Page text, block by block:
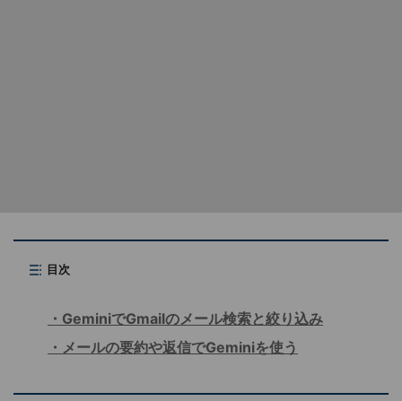
目次
GeminiでGmailのメール検索と絞り込み
メールの要約や返信でGeminiを使う